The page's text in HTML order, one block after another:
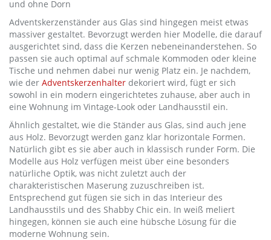
Adventskerzenständer aus Glas sind hingegen meist etwas
massiver gestaltet. Bevorzugt werden hier Modelle, die darauf
ausgerichtet sind, dass die Kerzen nebeneinanderstehen. So
passen sie auch optimal auf schmale Kommoden oder kleine
Tische und nehmen dabei nur wenig Platz ein. Je nachdem,
wie der Adventskerzenhalter dekoriert wird, fügt er sich
sowohl in ein modern eingerichtetes zuhause, aber auch in
eine Wohnung im Vintage-Look oder Landhausstil ein.
Ähnlich gestaltet, wie die Ständer aus Glas, sind auch jene
aus Holz. Bevorzugt werden ganz klar horizontale Formen.
Natürlich gibt es sie aber auch in klassisch runder Form. Die
Modelle aus Holz verfügen meist über eine besonders
natürliche Optik, was nicht zuletzt auch der
charakteristischen Maserung zuzuschreiben ist.
Entsprechend gut fügen sie sich in das Interieur des
Landhausstils und des Shabby Chic ein. In weiß meliert
hingegen, können sie auch eine hübsche Lösung für die
moderne Wohnung sein.